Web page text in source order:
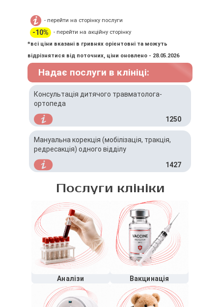
- перейти на сторінку послуги
-10%
- перейти на акційну сторінку
*всі ціни вказані в гривнях орієнтовні та можуть
відрізнятися від поточних, ціни оновлено - 28.05.2026
Надає послуги в клініці:
Консультація дитячого травматолога-
ортопеда
1250
Мануальна корекція (мобілізація, тракція,
редресакція) одного відділу
1427
Послуги клініки
Аналізи Вакцинація